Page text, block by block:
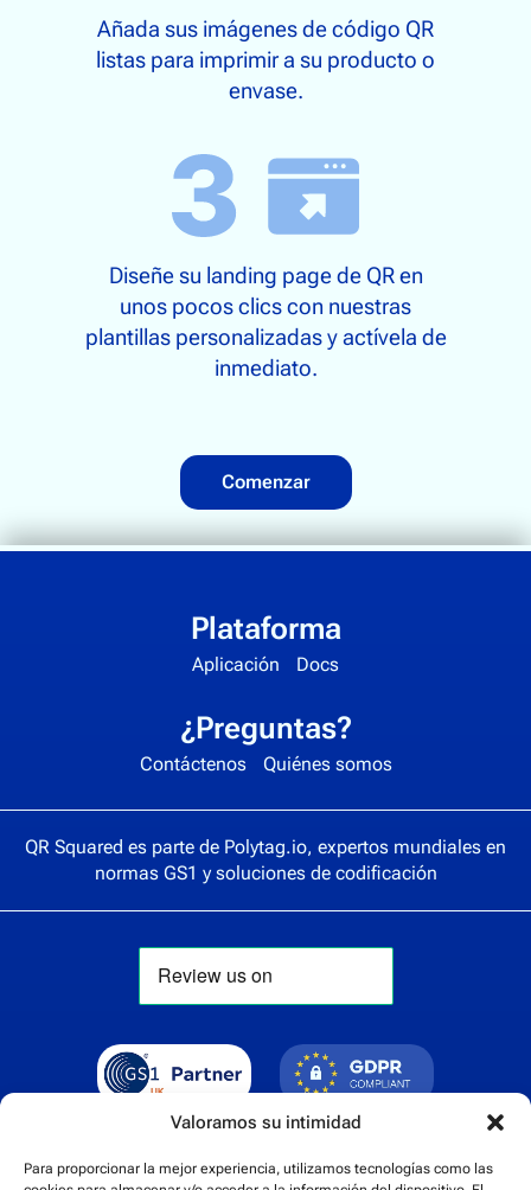
Valoramos su intimidad
Para proporcionar la mejor experiencia, utilizamos tecnologías como las
Añada sus imágenes de código QR
listas para imprimir a su producto o
envase.
Diseñe su landing page de QR en
unos pocos clics con nuestras
plantillas personalizadas y actívela de
inmediato.
Comenzar
Plataforma
Aplicación Docs
¿Preguntas?
Contáctenos Quiénes somos
QR Squared es parte de Polytag.io, expertos mundiales en
normas GS1 y soluciones de codificación